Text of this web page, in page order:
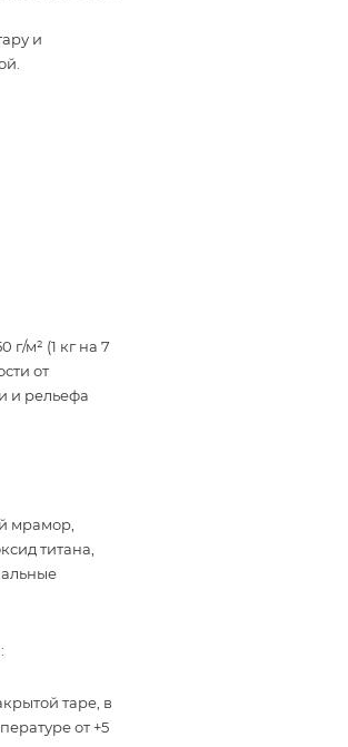
и
г/м² (1 кг на 7
от
и рельефа
мрамор,
титана,
таре, в
от +5